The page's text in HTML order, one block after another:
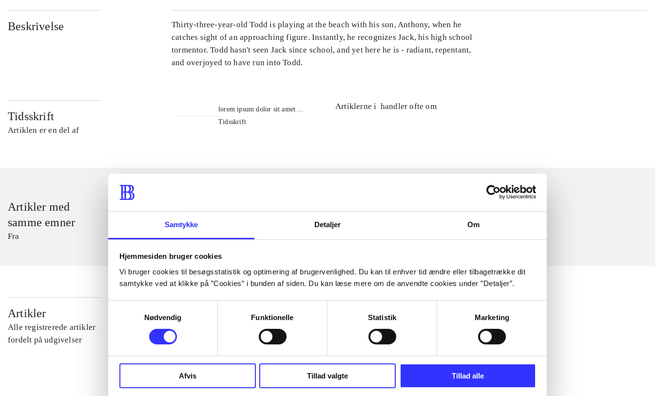
Samtykke Detaljer Om
Hjemmesiden bruger cookies
Vi bruger cookies til besøgsstatistik og optimering af brugervenlighed. Du kan til enhver tid ændre eller tilbagetrække dit
samtykke ved at klikke på ”Cookies” i bunden af siden. Du kan læse mere om de anvendte cookies under ”Detaljer”.
Nødvendig
Funktionelle Statistik Marketing
Afvis Tillad valgte Tillad alle
Beskrivelse
Thirty-three-year-old Todd is playing at the beach with his son, Anthony, when he
catches sight of an approaching figure. Instantly, he recognizes Jack, his high school
tormentor. Todd hasn't seen Jack since school, and yet here he is - radiant, repentant,
and overjoyed to have run into Todd.
Tidsskrift
Artiklen er en del af
lorem ipsum dolor sit amet ...
Tidsskrift
Artiklerne i handler ofte om
Artikler med
samme emner
Fra
Artikler
Alle registrerede artikler
fordelt på udgivelser
...